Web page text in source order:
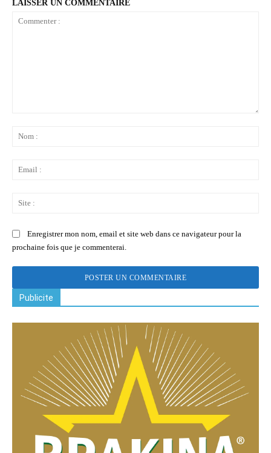
LAISSER UN COMMENTAIRE
Enregistrer mon nom, email et site web dans ce navigateur pour la
prochaine fois que je commenterai.
Publicite